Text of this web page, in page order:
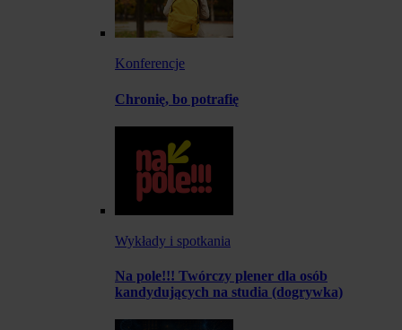
Konferencje
Chronię, bo potrafię
Wykłady i spotkania
Na pole!!! Twórczy plener dla osób
kandydujących na studia (dogrywka)